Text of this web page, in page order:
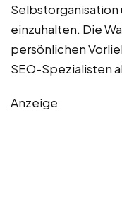
Selbstorganisation
einzuhalten. Die
persönlichen
SEO-Spezialisten
Anzeige